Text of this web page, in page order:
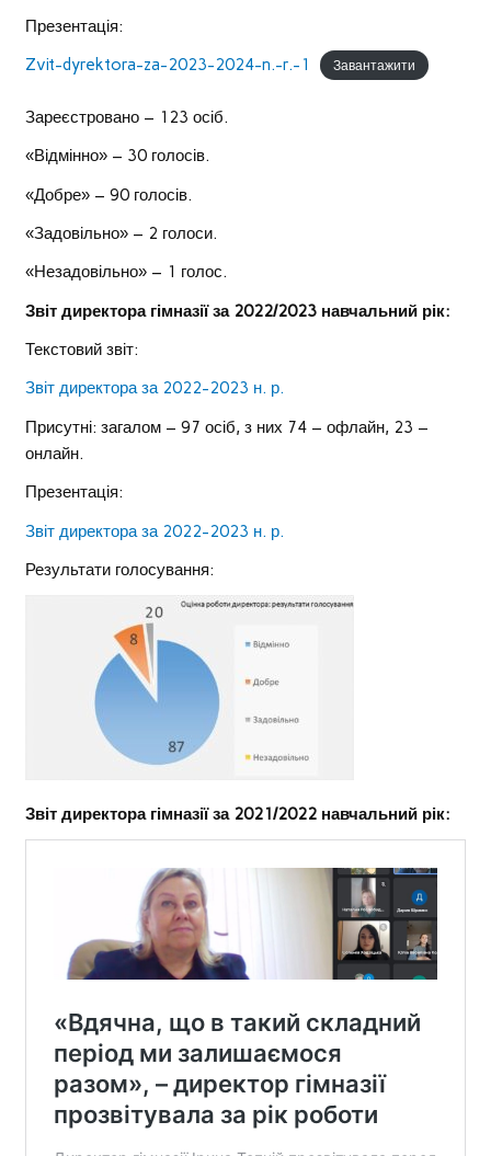
Презентація:
Zvit-dyrektora-za-2023-2024-n.-r.-1
Завантажити
Зареєстровано – 123 осіб.
«Відмінно» – 30 голосів.
«Добре» – 90 голосів.
«Задовільно» – 2 голоси.
«Незадовільно» – 1 голос.
Звіт директора гімназії за 2022/2023 навчальний рік:
Текстовий звіт:
Звіт директора за 2022-2023 н. р.
Присутні: загалом – 97 осіб, з них 74 – офлайн, 23 –
онлайн.
Презентація:
Звіт директора за 2022-2023 н. р.
Результати голосування:
Звіт директора гімназії за 2021/2022 навчальний рік: